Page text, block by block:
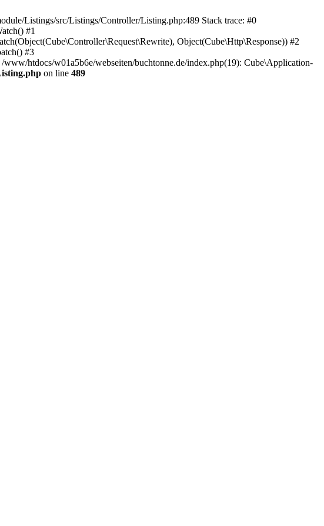
Listings/src/Listings/Controller/Listing.php:489 Stack trace: #0
#1
Object(Cube\Http\Response)) #2
#3
htdocs/w01a5b6e/webseiten/buchtonne.de/index.php(19): Cube\Application-
on line 489